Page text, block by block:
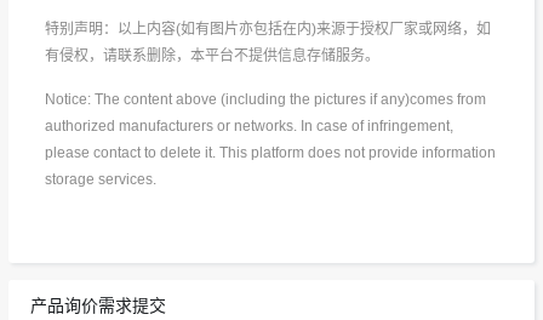
特别声明：以上内容(如有图片亦包括在内)来源于授权厂家或网络，如
有侵权，请联系删除，本平台不提供信息存储服务。
Notice: The content above (including the pictures if any)comes from
authorized manufacturers or networks. In case of infringement,
please contact to delete it. This platform does not provide information
storage services.
产品询价需求提交